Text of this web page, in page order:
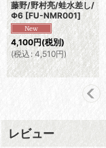
藤野/野村亮/蛙水差し/
Φ6 [FU-NMR001]
4,100円(税別)
(税込: 4,510円)
レビュー